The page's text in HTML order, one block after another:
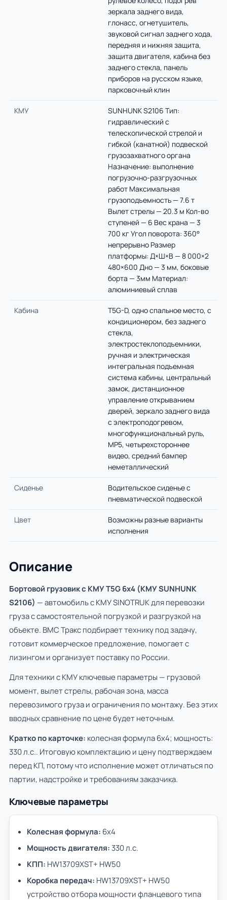
зеркала заднего вида,
глонасс, огнетушитель,
звуковой сигнал заднего хода,
передняя и нижняя защита,
защита двигателя, кабина без
заднего стекла, панель
приборов на русском языке,
парковочный клин
КМУ
SUNHUNK S2106 Тип:
гидравлический с
телескопической стрелой и
гибкой (канатной) подвеской
грузозахватного органа
Назначение: выполнение
погрузочно-разгрузочных
работ Максимальная
грузоподъемность — 7.6 т
Вылет стрелы — 20.3 м Кол-во
ступеней — 6 Вес крана — 3
700 кг Угол поворота: 360°
непрерывно Размер
платформы: Д×Ш×В — 8 000×2
480×600 Дно — 3 мм, боковые
борта — 3мм Материал:
алюминиевый сплав
Кабина
Т5G-D, одно спальное место, с
кондиционером, без заднего
стекла,
электростеклоподъемники,
ручная и электрическая
интегральная подъемная
система кабины, центральный
замок, дистанционное
управление открыванием
дверей, зеркало заднего вида
с электроподогревом,
многофункциональный руль,
MP5, четырехстороннее
видео, средний бампер
неметаллический
Сиденье
Водительское сиденье с
пневматической подвеской
Цвет
Возможны разные варианты
исполнения
Описание
Бортовой грузовик с КМУ Т5G 6x4 (КМУ SUNHUNK
S2106) — автомобиль с КМУ SINOTRUK для перевозки
груза с самостоятельной погрузкой и разгрузкой на
объекте. ВМС Тракс подбирает технику под задачу,
готовит коммерческое предложение, помогает с
лизингом и организует поставку по России.
Для техники с КМУ ключевые параметры — грузовой
момент, вылет стрелы, рабочая зона, масса
перевозимого груза и ограничения по монтажу. Без этих
вводных сравнение по цене будет неточным.
Кратко по карточке: колесная формула 6х4; мощность:
330 л.с.. Итоговую комплектацию и цену подтверждаем
перед КП, потому что исполнение может отличаться по
партии, надстройке и требованиям заказчика.
Ключевые параметры
Колесная формула: 6х4
Мощность двигателя: 330 л.с.
КПП: HW13709XST+ HW50
Коробка передач: HW13709XST+ HW50
устройство отбора мощности фланцевого типа